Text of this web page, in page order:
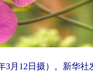
月12日摄）。新华社